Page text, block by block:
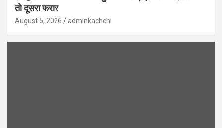
तो दूसरा फरार
August 5, 2026 adminkachchi